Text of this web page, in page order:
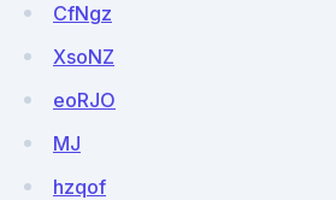
CfNgz
XsoNZ
eoRJO
MJ
hzqof